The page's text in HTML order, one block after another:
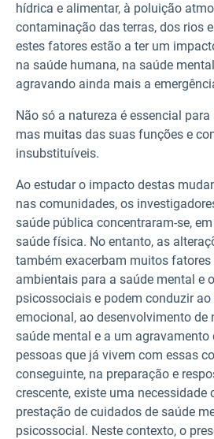
hídrica e alimentar, à poluição
contaminação das terras, dos rios
estes fatores estão a ter um
na saúde humana, na saúde
agravando ainda mais a
Não só a natureza é essencial
mas muitas das suas funções e
insubstituíveis.
Ao estudar o impacto destas
nas comunidades, os
saúde pública concentraram-se,
saúde física. No entanto, as
também exacerbam muitos fatores
ambientais para a saúde mental e
psicossociais e podem conduzir
emocional, ao desenvolvimento de
saúde mental e a um
pessoas que já vivem com essas
conseguinte, na preparação e
crescente, existe uma necessidade
prestação de cuidados de saúde
psicossocial. Neste contexto, o